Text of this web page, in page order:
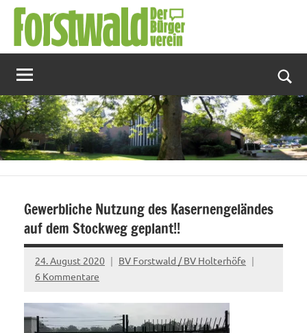
Zum
Inhalt
springen
Gewerbliche Nutzung des Kasernengeländes
auf dem Stockweg geplant!!
24. August 2020
BV Forstwald / BV Holterhöfe
6 Kommentare